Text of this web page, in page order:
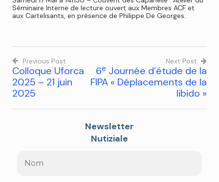
Séminaire Interne de lecture ouvert aux Membres ACF et
aux Cartelisants, en présence de Philippe De Georges.
Previous Post
Colloque Uforca
2025 – 21 juin
2025
Next Post
6e Journée d’étude de la
FIPA « Déplacements de la
libido »
Newsletter
Nutiziale